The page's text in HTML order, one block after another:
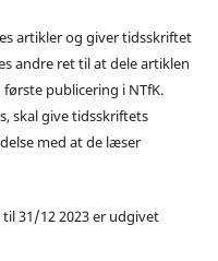
artikler og giver tidsskriftet
andre ret til at dele artiklen
publicering i NTfK.
skal give tidsskriftets
med at de læser
31/12 2023 er udgivet